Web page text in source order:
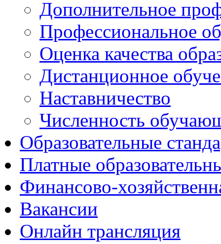
Дополнительное
Профессиональное
Оценка качества
Дистанционное
Наставничество
Численность
Образовательные
Платные
Финансово-
Вакансии
Онлайн трансляция